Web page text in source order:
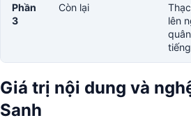
Phần
3
Còn lại
lên
Giá trị nội dung và
Sanh